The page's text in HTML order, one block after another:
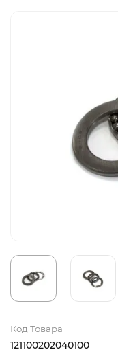
Код Товара
121100202040100